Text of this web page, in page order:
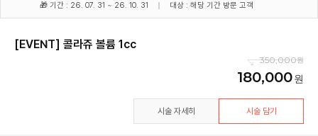
🎁 기간 : 26. 07. 31 ~ 26. 10. 31 대상 : 해당 기간 방문 고객
[EVENT] 콜라쥬 볼륨 1cc
350,000
180,000
시술 자세히 시술 담기